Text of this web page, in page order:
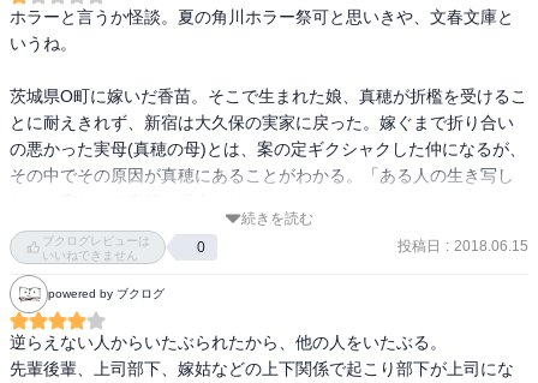
ホラーと言うか怪談。夏の角川ホラー祭可と思いきや、文春文庫と
いうね。
茨城県O町に嫁いだ香苗。そこで生まれた娘、真穂が折檻を受けるこ
とに耐えきれず、新宿は大久保の実家に戻った。嫁ぐまで折り合い
の悪かった実母(真穂の母)とは、案の定ギクシャクした仲になるが、
その中でその原因が真穂にあることがわかる。「ある人の生き写し
変にひねった「輪廻」というタイトル出オチの作品なわけで、特に
面白い展開があるわけでもなく、作者が一番持っていきたかった、
最後のオチ(?)みたいなものも漫才で言うところの「かぶせ」が失敗
したようなキレの悪さ。最終的に、カタルシスもなく、単なる嫌な
話である。
続きを読む
ブクログレビューは
いいねできません
0 投稿日 : 2018.06.15
powered by ブクログ
逆らえない人からいたぶられたから、他の人をいたぶる。
先輩後輩、上司部下、嫁姑などの上下関係で起こり部下が上司にな